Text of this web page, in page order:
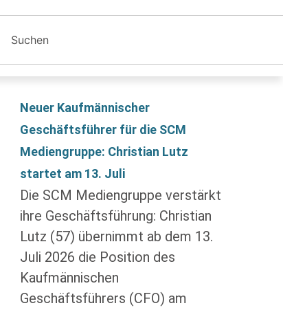
Neuer Kaufmännischer
Geschäftsführer für die SCM
Mediengruppe: Christian Lutz
startet am 13. Juli
Die SCM Mediengruppe verstärkt
ihre Geschäftsführung: Christian
Lutz (57) übernimmt ab dem 13.
Juli 2026 die Position des
Kaufmännischen
Geschäftsführers (CFO) am